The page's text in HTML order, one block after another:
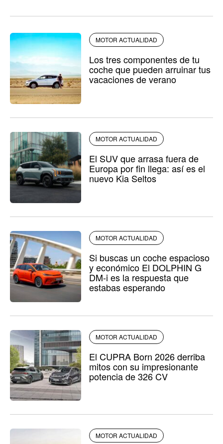
MOTOR ACTUALIDAD
Los tres componentes de tu
coche que pueden arruinar tus
vacaciones de verano
MOTOR ACTUALIDAD
El SUV que arrasa fuera de
Europa por fin llega: así es el
nuevo Kia Seltos
MOTOR ACTUALIDAD
Si buscas un coche espacioso
y económico El DOLPHIN G
DM-i es la respuesta que
estabas esperando
MOTOR ACTUALIDAD
El CUPRA Born 2026 derriba
mitos con su impresionante
potencia de 326 CV
MOTOR ACTUALIDAD